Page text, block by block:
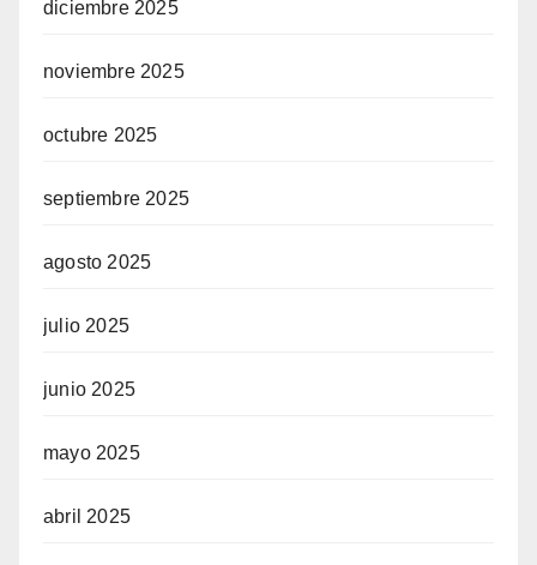
diciembre 2025
noviembre 2025
octubre 2025
septiembre 2025
agosto 2025
julio 2025
junio 2025
mayo 2025
abril 2025